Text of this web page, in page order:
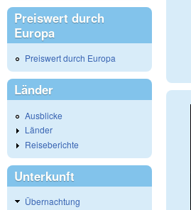
Preiswert durch
Europa
Preiswert durch Europa
Länder
Ausblicke
Länder
Reiseberichte
Unterkunft
Übernachtung